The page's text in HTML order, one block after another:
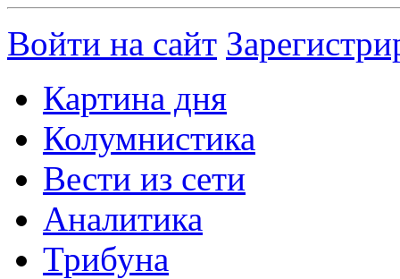
Войти на сайт
Картина дня
Колумнистика
Вести из сети
Аналитика
Трибуна